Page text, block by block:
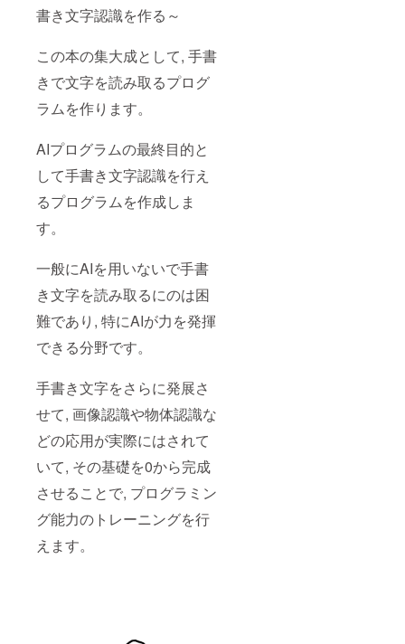
書き文字認識を作る～
この本の集大成として, 手書
きで文字を読み取るプログ
ラムを作ります。
AIプログラムの最終目的と
して手書き文字認識を行え
るプログラムを作成しま
す。
一般にAIを用いないで手書
き文字を読み取るにのは困
難であり, 特にAIが力を発揮
できる分野です。
手書き文字をさらに発展さ
せて, 画像認識や物体認識な
どの応用が実際にはされて
いて, その基礎を0から完成
させることで, プログラミン
グ能力のトレーニングを行
えます。